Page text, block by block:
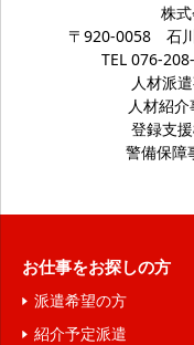
株
〒920-0058 石
TEL 076-
人材派
人材紹
登録支
警備保障
お仕事をお探しの方
派遣希望の方
紹介予定派遣